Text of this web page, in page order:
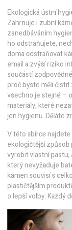
Ekologická ústní
Zahrnuje i zubní
zanedbáváním
ho odstraňujete,
doma odstraňovat
email a zvýší riziko
součástí
proč byste měli čistit
všechno je stejné –
materiály, které
jen hygienu. Děláte
V této sbírce
ekologičtější způsob
vyrobit vlastní pastu,
který nevyžaduje
kámen souvisí s
plastičtějším
o lepší volby. Každý